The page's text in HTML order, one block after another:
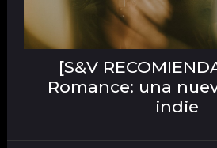
[S&V
Romance: una
indie